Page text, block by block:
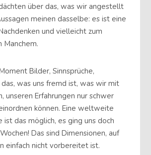
über das, was wir angestellt
meinen dasselbe: es ist eine
und vielleicht zum
Manchem.
Bilder, Sinnsprüche,
das, was uns fremd ist, was wir mit
unseren Erfahrungen nur schwer
können. Eine weltweite
ist das möglich, es ging uns doch
Das sind Dimensionen, auf
einfach nicht vorbereitet ist.